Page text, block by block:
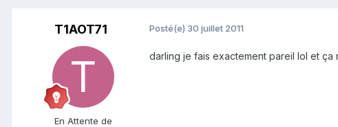
T1AOT71
En Attente de
Posté(e) 30 juillet 2011
darling je fais exactement pareil lol et ça